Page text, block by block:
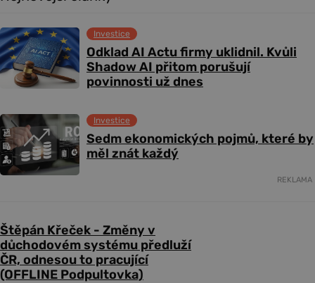
Odklad AI Actu firmy uklidnil. Kvůli
Shadow AI přitom porušují
povinnosti už dnes
Investice
Sedm ekonomických pojmů, které by
měl znát každý
Investice
REKLAMA
Štěpán Křeček - Změny v
důchodovém systému předluží
ČR, odnesou to pracující
(OFFLINE Podpultovka)